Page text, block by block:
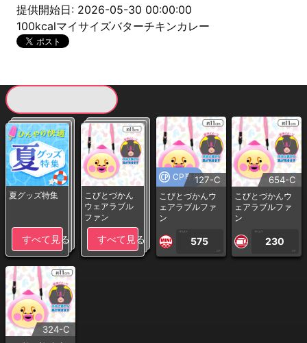
提供開始日: 2026-05-30 00:00:00
100kcalマイサイズバターチキンカレー
夏グッズ特集
すべて見る
こびとづかん
ウェアラブル
ファン
すべて見る
CP専用127-C
こびとづかんウ
ェアラブルファ
ン
1PLAY
575
CP
654-C
こびとづかんウ
ェアラブルファ
ン
1PLAY
230
CP
324-C